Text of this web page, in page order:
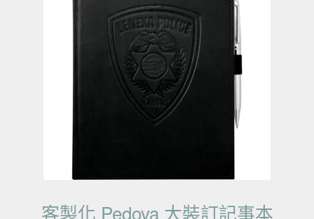
客製化 Pedova 大裝訂記事本